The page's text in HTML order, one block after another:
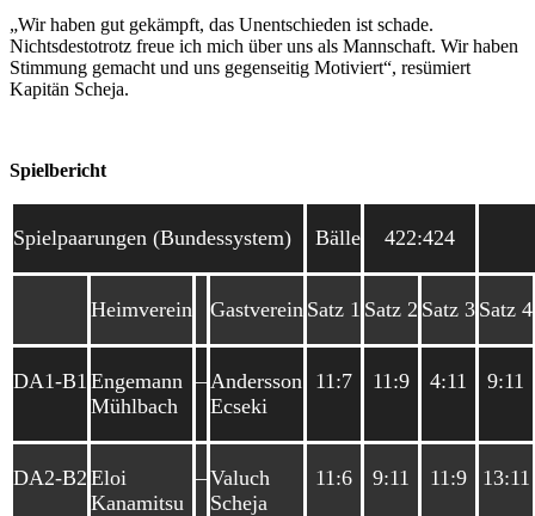
„Wir haben gut gekämpft, das Unentschieden ist schade.
Nichtsdestotrotz freue ich mich über uns als Mannschaft. Wir haben
Stimmung gemacht und uns gegenseitig Motiviert“, resümiert
Kapitän Scheja.
Spielbericht
Spielpaarungen (Bundessystem) Bälle 422:424
Heimverein Gastverein Satz 1 Satz 2 Satz 3 Satz 4
DA1-B1 Engemann
Mühlbach
–Andersson
Ecseki
11:7 11:9 4:11 9:11
DA2-B2 Eloi
Kanamitsu
–Valuch
Scheja
11:6 9:11 11:9 13:11